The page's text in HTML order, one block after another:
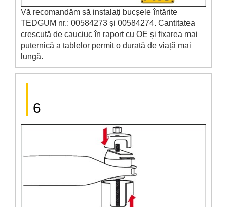
Vă recomandăm să instalați bucșele întărite
TEDGUM nr.: 00584273 și 00584274. Cantitatea
crescută de cauciuc în raport cu OE și fixarea mai
puternică a tablelor permit o durată de viață mai
lungă.
6